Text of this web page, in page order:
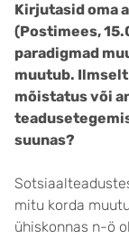
Kirjutasid oma
(Postimees,
paradigmad
muutub.
mõistatus või
suunas?
mitu korda
ühiskonnas n-ö